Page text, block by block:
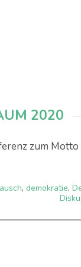
2020
zum
, demokratie,